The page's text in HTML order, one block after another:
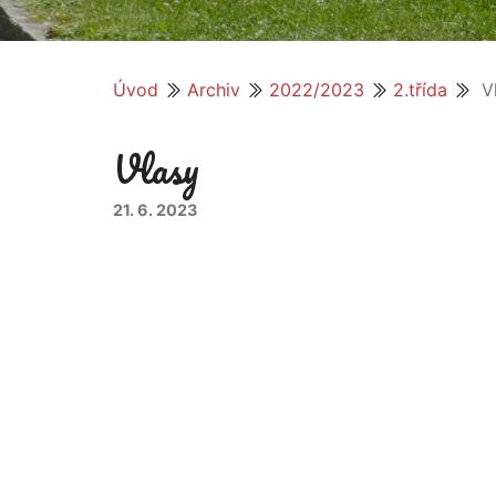
Úvod Archiv 2022/2023 2.třída
Vlasy
21. 6. 2023